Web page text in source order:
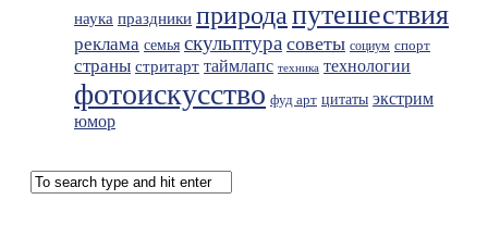
наука праздники природапутешествия
реклама семья скульптура советы социум спорт
страны стритарт таймлапс техника технологии
фотоискусство фуд арт цитаты экстрим
юмор